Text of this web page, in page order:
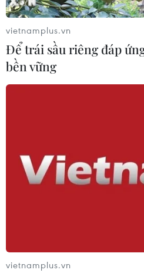
#Nhà hát Lớn
Theo dõi VietnamPlus
TIN CÙNG CHUYÊN
vietnamplus.vn
Để trái sầu riêng đáp
bền vững
vietnamplus.vn